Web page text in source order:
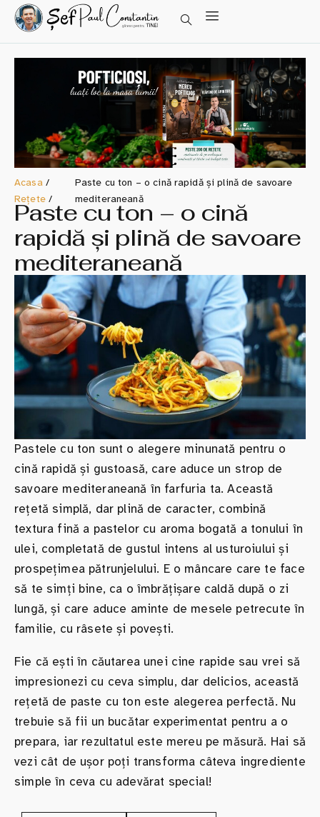
Acasa/
Rețete/
Paste cu ton – o cină rapidă și plină de savoare
mediteraneană
Paste cu ton – o cină
rapidă și plină de savoare
mediteraneană
Pastele cu ton sunt o alegere minunată pentru o
cină rapidă și gustoasă, care aduce un strop de
savoare mediteraneană în farfuria ta. Această
rețetă simplă, dar plină de caracter, combină
textura fină a pastelor cu aroma bogată a tonului în
ulei, completată de gustul intens al usturoiului și
prospețimea pătrunjelului. E o mâncare care te face
să te simți bine, ca o îmbrățișare caldă după o zi
lungă, și care aduce aminte de mesele petrecute în
familie, cu râsete și povești.
Fie că ești în căutarea unei cine rapide sau vrei să
impresionezi cu ceva simplu, dar delicios, această
rețetă de paste cu ton este alegerea perfectă. Nu
trebuie să fii un bucătar experimentat pentru a o
prepara, iar rezultatul este mereu pe măsură. Hai să
vezi cât de ușor poți transforma câteva ingrediente
simple în ceva cu adevărat special!